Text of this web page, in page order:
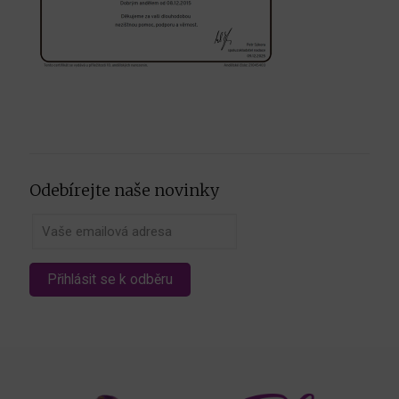
Odebírejte naše novinky